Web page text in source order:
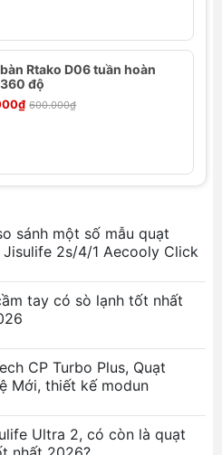
này cũng loại bỏ tình
khó chịu mà các loại quạt
thường có thể gây ra.
mái:
kế theo dạng vòng cổ
cơ thể, phân bổ gió đều
mặt, mang lại cảm
mà không gây mỏi hay bí
khi sử dụng trong thời gian
4800mAh:
pin 4800mAh, quạt có
liên tục lên đến 8 giờ sau
Điều này đảm bảo bạn
sử dụng trong suốt cả
lo quạt bị hết pin đột
chỉnh:
Rtako D06 tuần hoàn
độ
600.000₫
sánh một số mẫu quạt
2s/4/1 Aecooly Click
tay có sò lạnh tốt nhất
CP Turbo Plus, Quạt
Mới, thiết kế modun
Ultra 2, có còn là quạt